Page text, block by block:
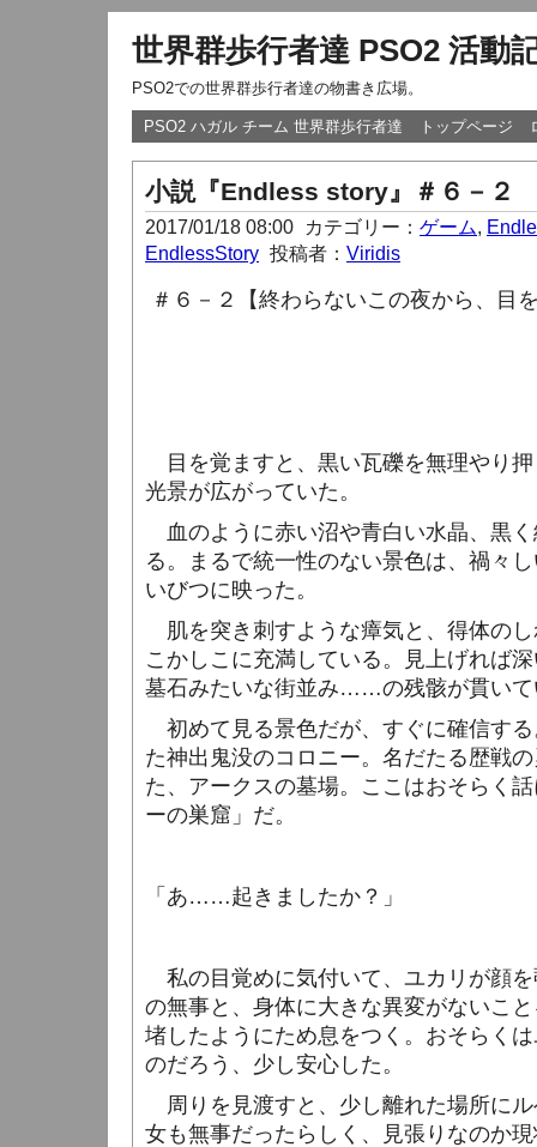
世界群歩行者達 PSO2 活動
PSO2での世界群歩行者達の物書き広場。
PSO2 ハガル チーム 世界群歩行者達 トップページ
小説『Endless story』＃６－２
2017/01/18 08:00 カテゴリー： ゲーム,
EndlessStory 投稿者： Viridis
＃６－２【終わらないこの夜から、目
目を覚ますと、黒い瓦礫を無理やり
光景が広がっていた。
血のように赤い沼や青白い水晶、黒
る。まるで統一性のない景色は、禍々
いびつに映った。
肌を突き刺すような瘴気と、得体の
こかしこに充満している。見上げれば
墓石みたいな街並み……の残骸が貫いて
初めて見る景色だが、すぐに確信す
た神出鬼没のコロニー。名だたる歴戦
た、アークスの墓場。ここはおそらく
ーの巣窟」だ。
「あ……起きましたか？」
私の目覚めに気付いて、ユカリが顔
の無事と、身体に大きな異変がないこ
堵したようにため息をつく。おそらく
のだろう、少し安心した。
周りを見渡すと、少し離れた場所に
女も無事だったらしく、見張りなのか